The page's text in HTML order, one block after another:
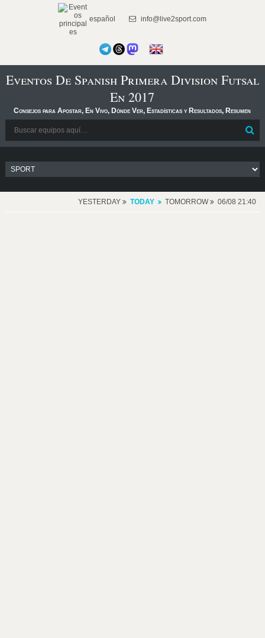
español info@live2sport.com
Eventos De Spanish Primera Division Futsal
En 2017
Consejos para Apostar, En Vivo, Dónde Ver, Estadísticas y Resultados, Resumen
YESTERDAY TODAY TOMORROW 06/08 21:40